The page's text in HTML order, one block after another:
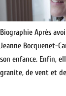
Biographie Après
Jeanne Bocquenet-
son enfance. Enfin,
granite, de vent et